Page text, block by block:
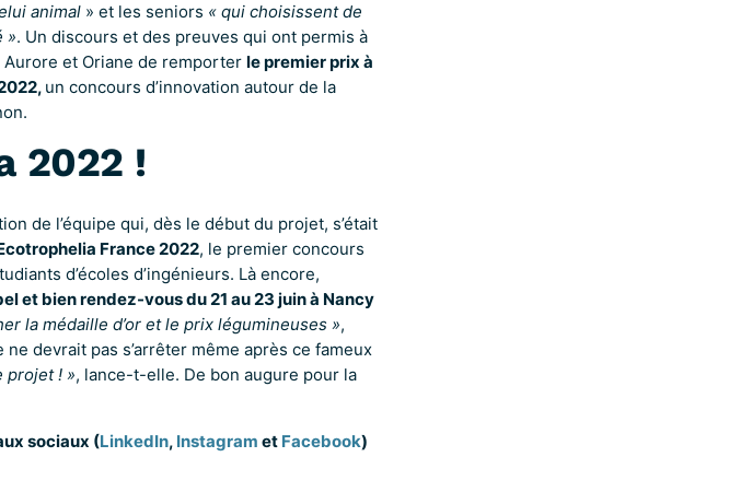
animal » et les seniors « qui choisissent de
». Un discours et des preuves qui ont permis à
Aurore et Oriane de remporter le premier prix à
un concours d’innovation autour de la
2022 !
de l’équipe qui, dès le début du projet, s’était
France 2022, le premier concours
d’écoles d’ingénieurs. Là encore,
et bien rendez-vous du 21 au 23 juin à Nancy
la médaille d’or et le prix légumineuses »,
devrait pas s’arrêter même après ce fameux
projet ! », lance-t-elle. De bon augure pour la
sociaux (LinkedIn, Instagram et Facebook)